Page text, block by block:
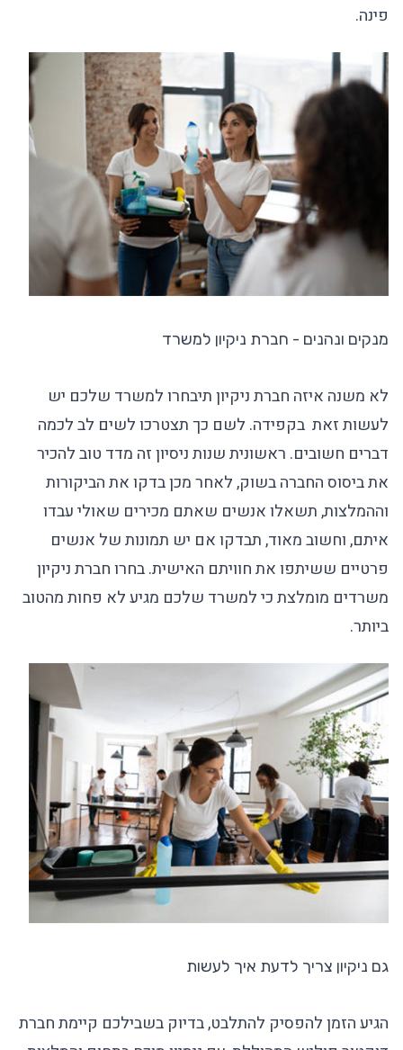
פינה.
מנקים ונהנים - חברת ניקיון למשרד
לא משנה איזה חברת ניקיוןתיבחרו למשרד שלכם יש
לעשות זאת בקפידה. לשם כך תצטרכו לשים לב לכמה
דברים חשובים. ראשונית שנות ניסיון זה מדד טוב להכיר
את ביסוס החברה בשוק, לאחר מכן בדקו את הביקורות
וההמלצות, תשאלו אנשים שאתם מכירים שאולי עבדו
איתם, וחשוב מאוד, תבדקו אם יש תמונות של אנשים
פרטיים ששיתפו את חוויתם האישית. בחרוחברת ניקיון
משרדים מומלצתכי למשרד שלכם מגיע לא פחות מהטוב
ביותר.
גם ניקיון צריך לדעת איך לעשות
הגיע הזמן להפסיק להתלבט, בדיוק בשבילכם קיימת חברת